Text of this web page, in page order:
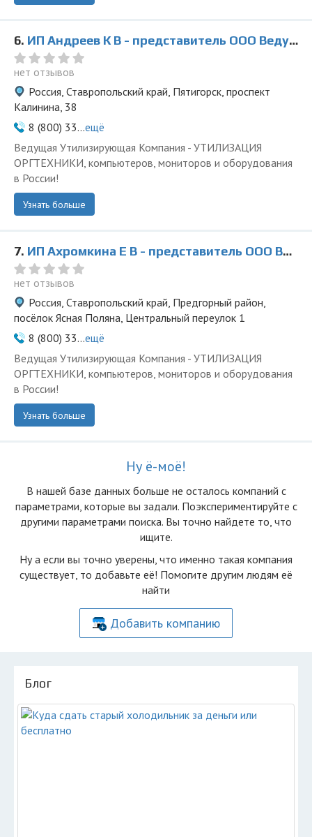
6. ИП Андреев К В - представитель ООО Ведущая Утилизирующая Компания
нет отзывов
Россия, Ставропольский край, Пятигорск, проспект
Калинина, 38
8 (800) 33...ещё
Ведущая Утилизирующая Компания - УТИЛИЗАЦИЯ
ОРГТЕХНИКИ, компьютеров, мониторов и оборудования
в России!
Узнать больше
7. ИП Ахромкина Е В - представитель ООО Ведущая Утилизирующая Компания
нет отзывов
Россия, Ставропольский край, Предгорный район,
посёлок Ясная Поляна, Центральный переулок 1
8 (800) 33...ещё
Ведущая Утилизирующая Компания - УТИЛИЗАЦИЯ
ОРГТЕХНИКИ, компьютеров, мониторов и оборудования
в России!
Узнать больше
Ну ё-моё!
В нашей базе данных больше не осталоcь компаний с
параметрами, которые вы задали. Поэкспериментируйте с
другими параметрами поиска. Вы точно найдете то, что
ищите.
Ну а если вы точно уверены, что именно такая компания
существует, то добавьте её! Помогите другим людям её
найти
Добавить компанию
Блог